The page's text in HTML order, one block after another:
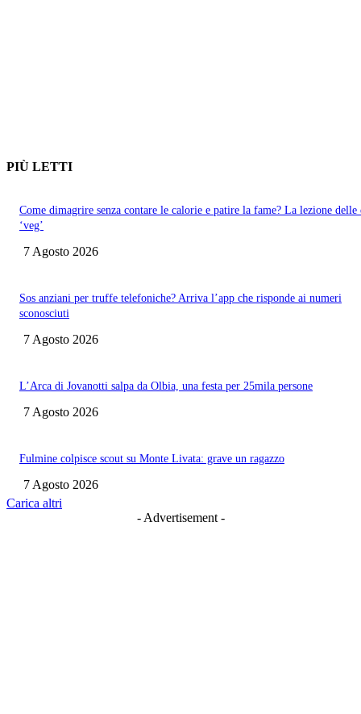
PIÙ LETTI
Come dimagrire senza contare le calorie e patire la fame? La lezione delle
‘veg’
7 Agosto 2026
Sos anziani per truffe telefoniche? Arriva l’app che risponde ai numeri
sconosciuti
7 Agosto 2026
L’Arca di Jovanotti salpa da Olbia, una festa per 25mila persone
7 Agosto 2026
Fulmine colpisce scout su Monte Livata: grave un ragazzo
7 Agosto 2026
Carica altri
- Advertisement -